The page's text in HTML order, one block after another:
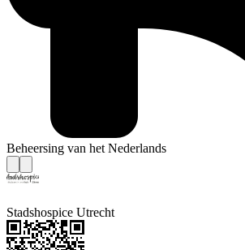
Beheersing van het Nederlands
Stadshospice Utrecht